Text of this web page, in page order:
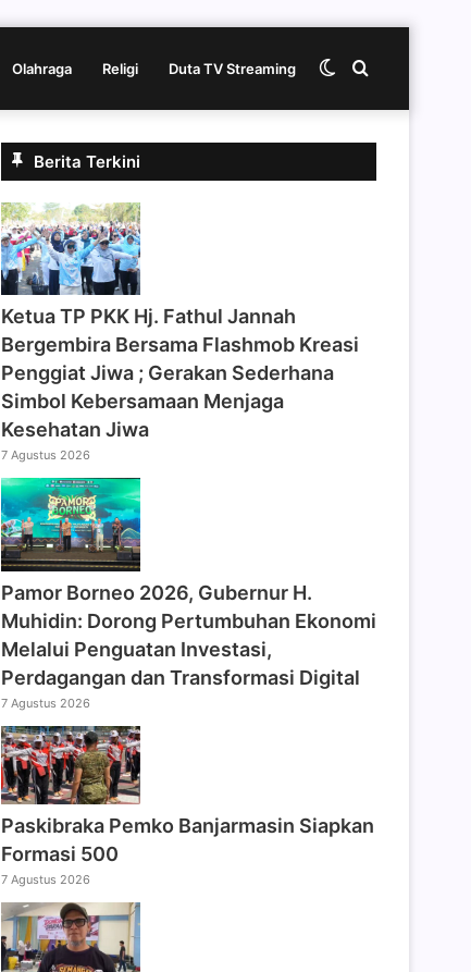
Olahraga Religi Duta TV Streaming Cari
Switch
Berita Terkini
‎Ketua TP PKK Hj. Fathul Jannah
Bergembira Bersama Flashmob Kreasi
Penggiat Jiwa ; Gerakan Sederhana
Simbol Kebersamaan Menjaga
Kesehatan Jiwa
7 Agustus 2026
Pamor Borneo 2026, Gubernur H.
Muhidin: Dorong Pertumbuhan Ekonomi
Melalui Penguatan Investasi,
Perdagangan dan Transformasi Digital
7 Agustus 2026
Paskibraka Pemko Banjarmasin Siapkan
Formasi 500
7 Agustus 2026